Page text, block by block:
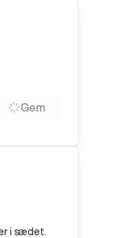
Gem
i sædet.